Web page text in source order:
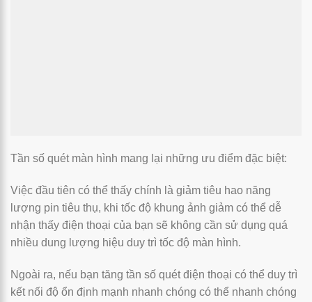
Tần số quét màn hình mang lại những ưu điểm đặc biệt:
Việc đầu tiên có thể thấy chính là giảm tiêu hao năng
lượng pin tiêu thụ, khi tốc độ khung ảnh giảm có thể dễ
nhận thấy điện thoại của bạn sẽ không cần sử dụng quá
nhiều dung lượng hiệu duy trì tốc độ màn hình.
Ngoài ra, nếu bạn tăng tần số quét điện thoại có thể duy trì
kết nối độ ổn định mạnh nhanh chóng có thể nhanh chóng